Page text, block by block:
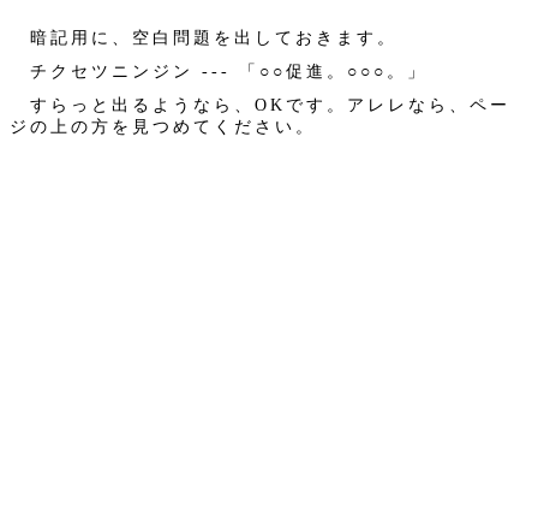
暗記用に、空白問題を出しておきます。
チクセツニンジン --- 「○○促進。○○○。」
すらっと出るようなら、OKです。アレレなら、ペー
ジの上の方を見つめてください。